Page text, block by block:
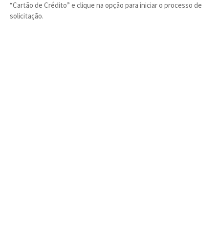
“Cartão de Crédito” e clique na opção para iniciar o processo de
solicitação.